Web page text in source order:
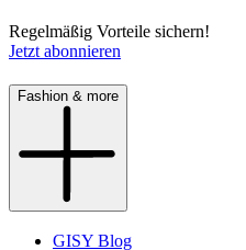
Regelmäßig Vorteile sichern!
Jetzt abonnieren
Fashion & more
GISY Blog